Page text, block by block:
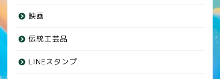
映画
伝統工芸品
LINEスタンプ